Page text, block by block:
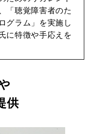
「聴覚障害者のた
グラム」を実施し
に特徴や手応えを
供